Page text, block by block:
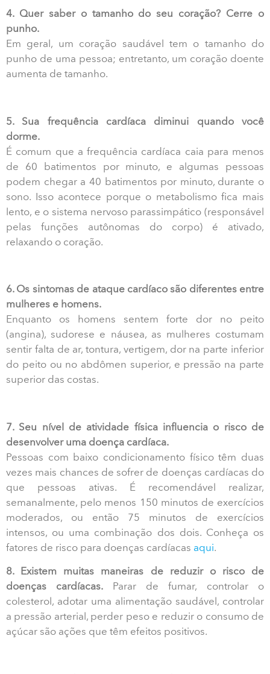
4. Quer saber o tamanho do seu coração? Cerre o
punho.
Em geral, um coração saudável tem o tamanho do
punho de uma pessoa; entretanto, um coração doente
aumenta de tamanho.
5. Sua frequência cardíaca diminui quando você
dorme.
É comum que a frequência cardíaca caia para menos
de 60 batimentos por minuto, e algumas pessoas
podem chegar a 40 batimentos por minuto, durante o
sono. Isso acontece porque o metabolismo fica mais
lento, e o sistema nervoso parassimpático (responsável
pelas funções autônomas do corpo) é ativado,
relaxando o coração.
6. Os sintomas de ataque cardíaco são diferentes entre
mulheres e homens.
Enquanto os homens sentem forte dor no peito
(angina), sudorese e náusea, as mulheres costumam
sentir falta de ar, tontura, vertigem, dor na parte inferior
do peito ou no abdômen superior, e pressão na parte
superior das costas.
7. Seu nível de atividade física influencia o risco de
desenvolver uma doença cardíaca.
Pessoas com baixo condicionamento físico têm duas
vezes mais chances de sofrer de doenças cardíacas do
que pessoas ativas. É recomendável realizar,
semanalmente, pelo menos 150 minutos de exercícios
moderados, ou então 75 minutos de exercícios
intensos, ou uma combinação dos dois. Conheça os
fatores de risco para doenças cardíacas aqui.
8. Existem muitas maneiras de reduzir o risco de
doenças cardíacas. Parar de fumar, controlar o
colesterol, adotar uma alimentação saudável, controlar
a pressão arterial, perder peso e reduzir o consumo de
açúcar são ações que têm efeitos positivos.